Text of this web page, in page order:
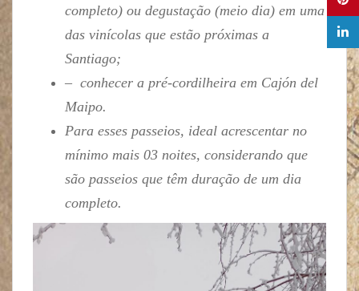
completo) ou degustação (meio dia) em uma
das vinícolas que estão próximas a
Santiago;
– conhecer a pré-cordilheira em Cajón del
Maipo.
Para esses passeios, ideal acrescentar no
mínimo mais 03 noites, considerando que
são passeios que têm duração de um dia
completo.